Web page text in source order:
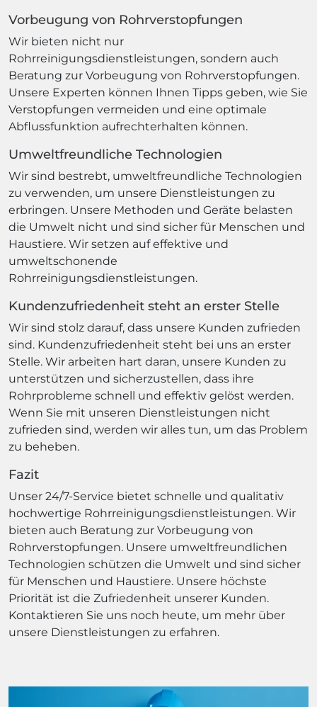
Vorbeugung von Rohrverstopfungen
Wir bieten nicht nur
Rohrreinigungsdienstleistungen, sondern auch
Beratung zur Vorbeugung von Rohrverstopfungen.
Unsere Experten können Ihnen Tipps geben, wie Sie
Verstopfungen vermeiden und eine optimale
Abflussfunktion aufrechterhalten können.
Umweltfreundliche Technologien
Wir sind bestrebt, umweltfreundliche Technologien
zu verwenden, um unsere Dienstleistungen zu
erbringen. Unsere Methoden und Geräte belasten
die Umwelt nicht und sind sicher für Menschen und
Haustiere. Wir setzen auf effektive und
umweltschonende
Rohrreinigungsdienstleistungen.
Kundenzufriedenheit steht an erster Stelle
Wir sind stolz darauf, dass unsere Kunden zufrieden
sind. Kundenzufriedenheit steht bei uns an erster
Stelle. Wir arbeiten hart daran, unsere Kunden zu
unterstützen und sicherzustellen, dass ihre
Rohrprobleme schnell und effektiv gelöst werden.
Wenn Sie mit unseren Dienstleistungen nicht
zufrieden sind, werden wir alles tun, um das Problem
zu beheben.
Fazit
Unser 24/7-Service bietet schnelle und qualitativ
hochwertige Rohrreinigungsdienstleistungen. Wir
bieten auch Beratung zur Vorbeugung von
Rohrverstopfungen. Unsere umweltfreundlichen
Technologien schützen die Umwelt und sind sicher
für Menschen und Haustiere. Unsere höchste
Priorität ist die Zufriedenheit unserer Kunden.
Kontaktieren Sie uns noch heute, um mehr über
unsere Dienstleistungen zu erfahren.